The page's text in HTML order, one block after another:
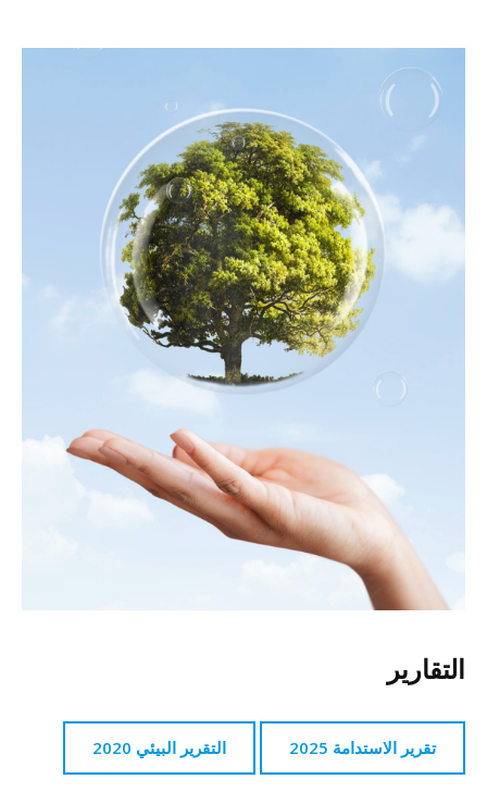
التقارير
تقرير الاستدامة 2025 التقرير البيئي 2020